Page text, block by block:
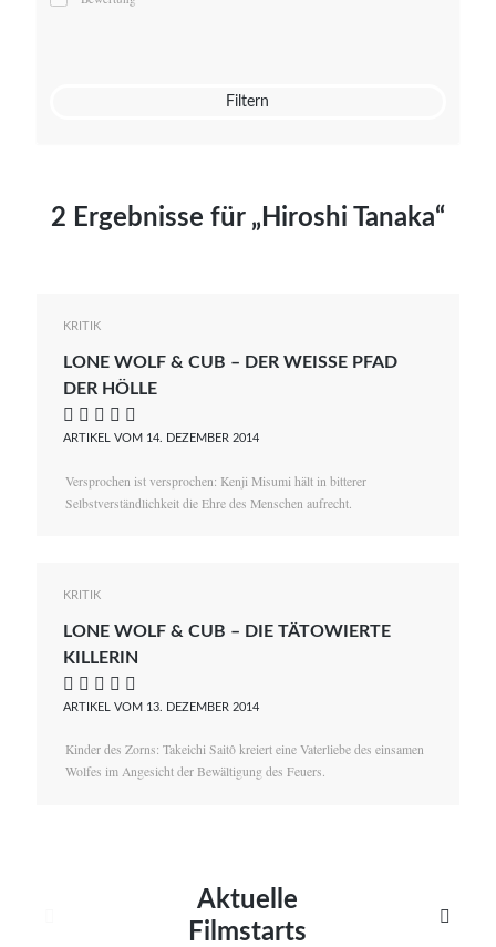
Mato von Vogelstein
Filtern
2 Ergebnisse für „Hiroshi Tanaka“
KRITIK
LONE WOLF & CUB – DER WEISSE PFAD D
ER HÖLLE
    
ARTIKEL VOM 14. DEZEMBER 2014
Versprochen ist versprochen: Kenji Misumi hält in bitterer
Selbstverständlichkeit die Ehre des Menschen aufrecht.
KRITIK
LONE WOLF & CUB – DIE TÄTOWIERTE
KILLERIN
    
ARTIKEL VOM 13. DEZEMBER 2014
Kinder des Zorns: Takeichi Saitô kreiert eine Vaterliebe des einsamen
Wolfes im Angesicht der Bewältigung des Feuers.
Aktuelle
Filmstarts
